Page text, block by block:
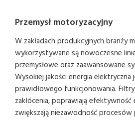
Przemysł motoryzacyjny
W zakładach produkcyjnych branży
wykorzystywane są nowoczesne
przemysłowe oraz zaawansowane
Wysokiej jakości energia
prawidłowego funkcjonowania.
zakłócenia, poprawiają efektywność
zwiększają niezawodność procesów